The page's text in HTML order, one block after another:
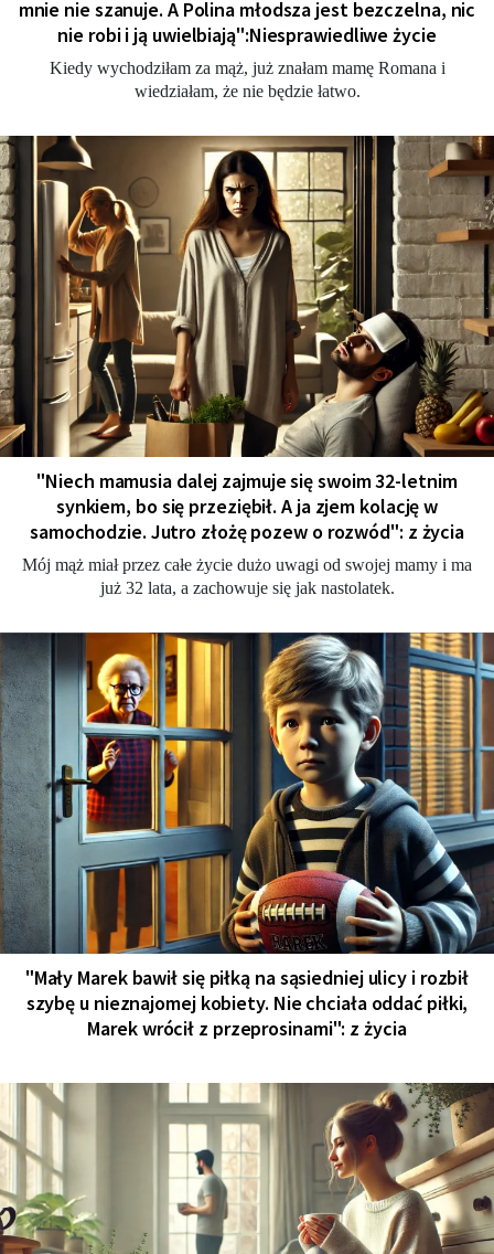
mnie nie szanuje. A Polina młodsza jest bezczelna, nic
nie robi i ją uwielbiają":Niesprawiedliwe życie
Kiedy wychodziłam za mąż, już znałam mamę Romana i
wiedziałam, że nie będzie łatwo.
"Niech mamusia dalej zajmuje się swoim 32-letnim
synkiem, bo się przeziębił. A ja zjem kolację w
samochodzie. Jutro złożę pozew o rozwód": z życia
Mój mąż miał przez całe życie dużo uwagi od swojej mamy i ma
już 32 lata, a zachowuje się jak nastolatek.
"Mały Marek bawił się piłką na sąsiedniej ulicy i rozbił
szybę u nieznajomej kobiety. Nie chciała oddać piłki,
Marek wrócił z przeprosinami": z życia